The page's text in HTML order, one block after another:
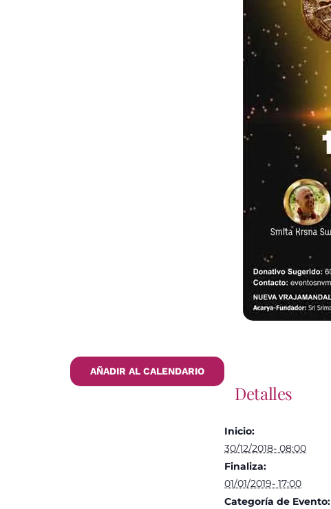
AÑADIR AL CALENDARIO
Detalles
Inicio:
30/12/2018- 08:00
Finaliza:
01/01/2019- 17:00
Categoría de Evento: